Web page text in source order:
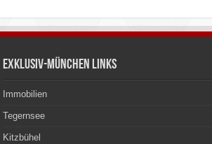
Exklusiv-München Links
Immobilien
Tegernsee
Kitzbühel